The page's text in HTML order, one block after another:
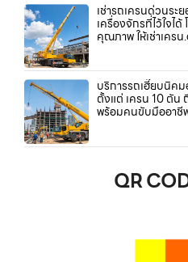
เช่ารถเครนด่วนระ
เครื่องจักรที่ไว้ใจไ
คุณภาพ ให้เช่าเคร
บริการรถเฮี๊ยบนิค
ตั้งแต่ เครน 10 ตัน
พร้อมคนขับมืออาชีพ
QR